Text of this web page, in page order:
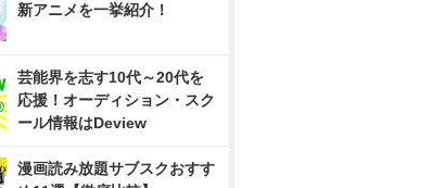
新アニメを一挙紹介！
芸能界を志す10代～20代を
応援！オーディション・スク
ール情報はDeview
漫画読み放題サブスクおすす